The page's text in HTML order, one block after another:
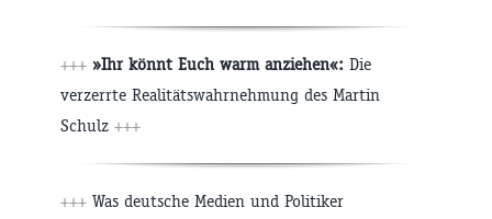
+++ »Ihr könnt Euch warm anziehen«: Die
verzerrte Realitätswahrnehmung des Martin
Schulz +++
+++ Was deutsche Medien und Politiker